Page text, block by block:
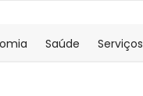
Saúde Serviços